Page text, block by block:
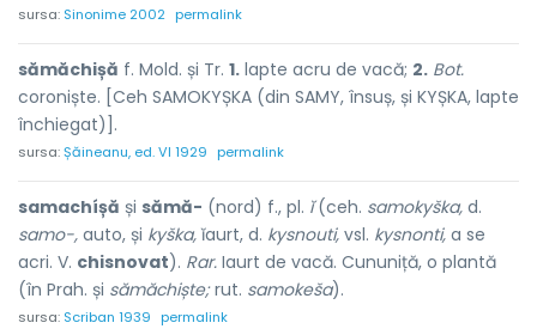
sursa: Sinonime 2002 permalink
sămăchișă f. Mold. și Tr. 1. lapte acru de vacă; 2. Bot.
coroniște. [Ceh SAMOKYȘKA (din SAMY, însuș, și KYȘKA, lapte
închiegat)].
sursa:Șăineanu, ed. VI 1929 permalink
samachíșă și sămă- (nord) f., pl. ĭ(ceh. samokyška, d.
samo-, auto, și kyška, ĭaurt, d. kysnouti, vsl. kysnonti, a se
acri. V. chisnovat). Rar. Iaurt de vacă. Cununiță, o plantă
(în Prah. și sămăchiște;rut. samokeša).
sursa: Scriban 1939 permalink